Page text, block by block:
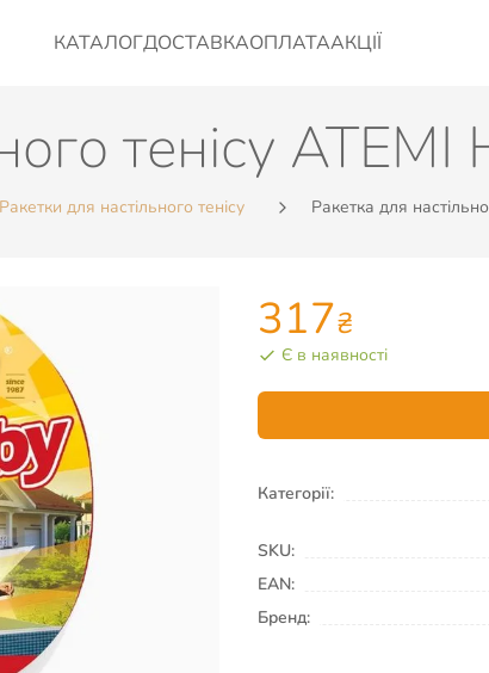
КАТАЛОГДОСТАВКАОПЛАТААКЦІЇ
тенісу ATEMI
Ракетки для настільного тенісу Ракетка для
317₴
Є в наявності
Категорії:
SKU:
EAN:
Бренд: